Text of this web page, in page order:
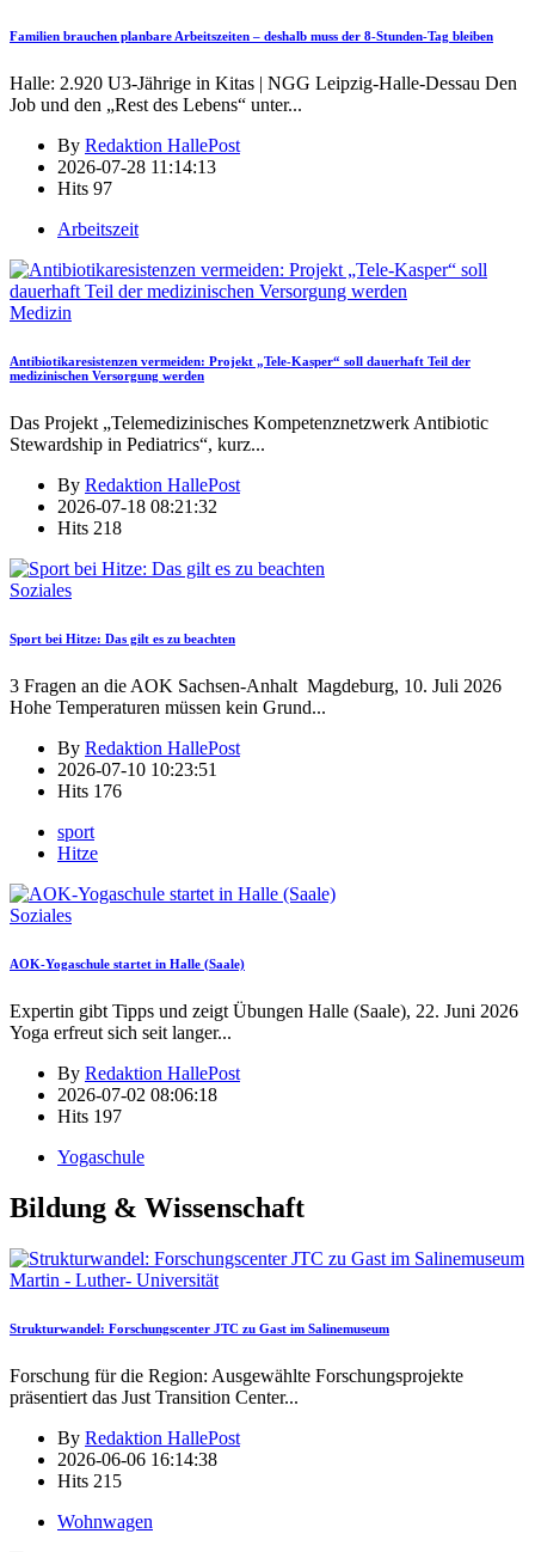
Familien brauchen planbare Arbeitszeiten – deshalb muss der 8-Stunden-Tag bleiben
Halle: 2.920 U3-Jährige in Kitas | NGG Leipzig-Halle-Dessau Den
Job und den „Rest des Lebens“ unter...
By Redaktion HallePost
2026-07-28 11:14:13
Hits 97
Arbeitszeit
Medizin
Antibiotikaresistenzen vermeiden: Projekt „Tele-Kasper“ soll dauerhaft Teil der
medizinischen Versorgung werden
Das Projekt „Telemedizinisches Kompetenznetzwerk Antibiotic
Stewardship in Pediatrics“, kurz...
By Redaktion HallePost
2026-07-18 08:21:32
Hits 218
Soziales
Sport bei Hitze: Das gilt es zu beachten
3 Fragen an die AOK Sachsen-Anhalt Magdeburg, 10. Juli 2026
Hohe Temperaturen müssen kein Grund...
By Redaktion HallePost
2026-07-10 10:23:51
Hits 176
sport
Hitze
Soziales
AOK-Yogaschule startet in Halle (Saale)
Expertin gibt Tipps und zeigt Übungen Halle (Saale), 22. Juni 2026
Yoga erfreut sich seit langer...
By Redaktion HallePost
2026-07-02 08:06:18
Hits 197
Yogaschule
Bildung & Wissenschaft
Martin - Luther- Universität
Strukturwandel: Forschungscenter JTC zu Gast im Salinemuseum
Forschung für die Region: Ausgewählte Forschungsprojekte
präsentiert das Just Transition Center...
By Redaktion HallePost
2026-06-06 16:14:38
Hits 215
Wohnwagen